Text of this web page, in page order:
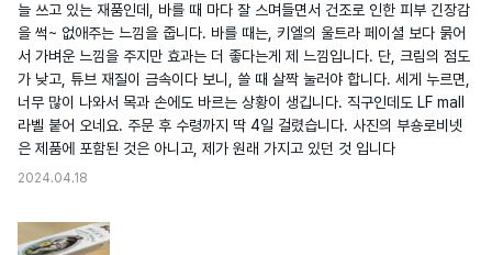
늘 쓰고 있는 재품인데, 바를 때 마다 잘 스며들면서 건조로 인한 피부 긴장감
을 썩~ 없애주는 느낌을 줍니다. 바를 때는, 키엘의 울트라 페이셜 보다 묽어
서 가벼운 느낌을 주지만 효과는 더 좋다는게 제 느낌입니다. 단, 크림의 점도
가 낮고, 튜브 재질이 금속이다 보니, 쓸 때 살짝 눌러야 합니다. 세게 누르면,
너무 많이 나와서 목과 손에도 바르는 상황이 생깁니다. 직구인데도 LF mall
라벨 붙어 오네요. 주문 후 수령까지 딱 4일 걸렸습니다. 사진의 부숑로비넷
은 제품에 포함된 것은 아니고, 제가 원래 가지고 있던 것 입니다
2024.04.18